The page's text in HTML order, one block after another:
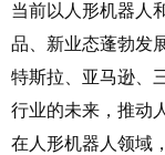
当前以人形机器人
品、新业态蓬勃发
特斯拉、亚马逊、
行业的未来，推动
在人形机器人领域